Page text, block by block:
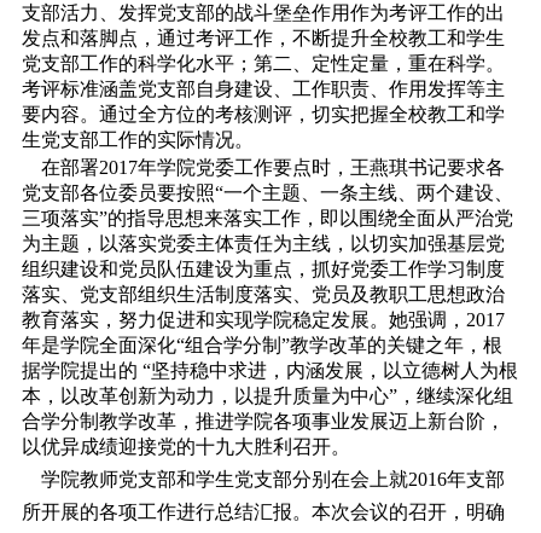
支部活力、发挥党支部的战斗堡垒作用作为考评工作的出
发点和落脚点，通过考评工作，不断提升全校教工和学生
党支部工作的科学化水平；第二、定性定量，重在科学。
考评标准涵盖党支部自身建设、工作职责、作用发挥等主
要内容。通过全方位的考核测评，切实把握全校教工和学
生党支部工作的实际情况。
在部署2017年学院党委工作要点时，王燕琪书记要求各
党支部各位委员要按照“一个主题、一条主线、两个建设、
三项落实”的指导思想来落实工作，即以围绕全面从严治党
为主题，以落实党委主体责任为主线，以切实加强基层党
组织建设和党员队伍建设为重点，抓好党委工作学习制度
落实、党支部组织生活制度落实、党员及教职工思想政治
教育落实，努力促进和实现学院稳定发展。她强调，2017
年是学院全面深化“组合学分制”教学改革的关键之年，根
据学院提出的 “坚持稳中求进，内涵发展，以立德树人为根
本，以改革创新为动力，以提升质量为中心”，继续深化组
合学分制教学改革，推进学院各项事业发展迈上新台阶，
以优异成绩迎接党的十九大胜利召开。
学院教师党支部和学生党支部分别在会上就2016年支部
所开展的各项工作进行总结汇报。本次会议的召开，明确